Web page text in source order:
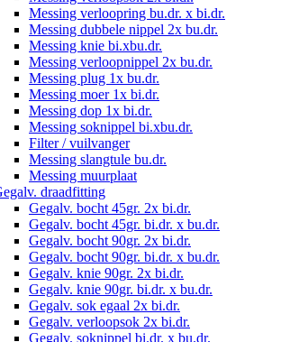
Messing verloopring bu.dr. x bi.dr.
Messing dubbele nippel 2x bu.dr.
Messing knie bi.xbu.dr.
Messing verloopnippel 2x bu.dr.
Messing plug 1x bu.dr.
Messing moer 1x bi.dr.
Messing dop 1x bi.dr.
Messing soknippel bi.xbu.dr.
Filter / vuilvanger
Messing slangtule bu.dr.
Messing muurplaat
draadfitting
Gegalv. bocht 45gr. 2x bi.dr.
Gegalv. bocht 45gr. bi.dr. x bu.dr.
Gegalv. bocht 90gr. 2x bi.dr.
Gegalv. bocht 90gr. bi.dr. x bu.dr.
Gegalv. knie 90gr. 2x bi.dr.
Gegalv. knie 90gr. bi.dr. x bu.dr.
Gegalv. sok egaal 2x bi.dr.
Gegalv. verloopsok 2x bi.dr.
Gegalv. soknippel bi.dr. x bu.dr.